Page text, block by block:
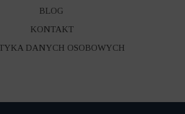
DANYCH OSOBOWYCH
KONTAKT
BLOG